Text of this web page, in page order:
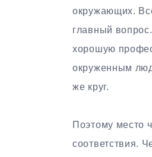
окружающих.
главный
хорошую
окруженным
же круг.
Поэтому место
соответствия.